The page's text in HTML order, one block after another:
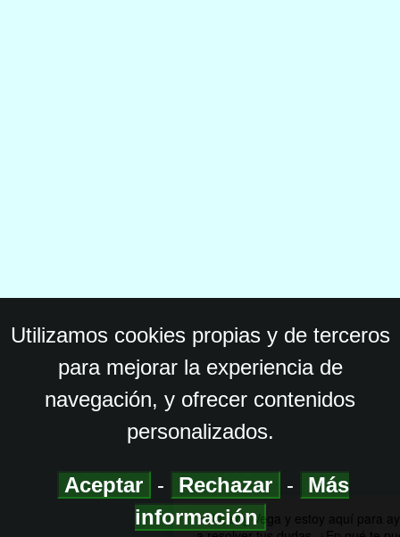
Utilizamos cookies propias y de terceros
para mejorar la experiencia de
navegación, y ofrecer contenidos
personalizados.
Aceptar - Rechazar -
Más
información